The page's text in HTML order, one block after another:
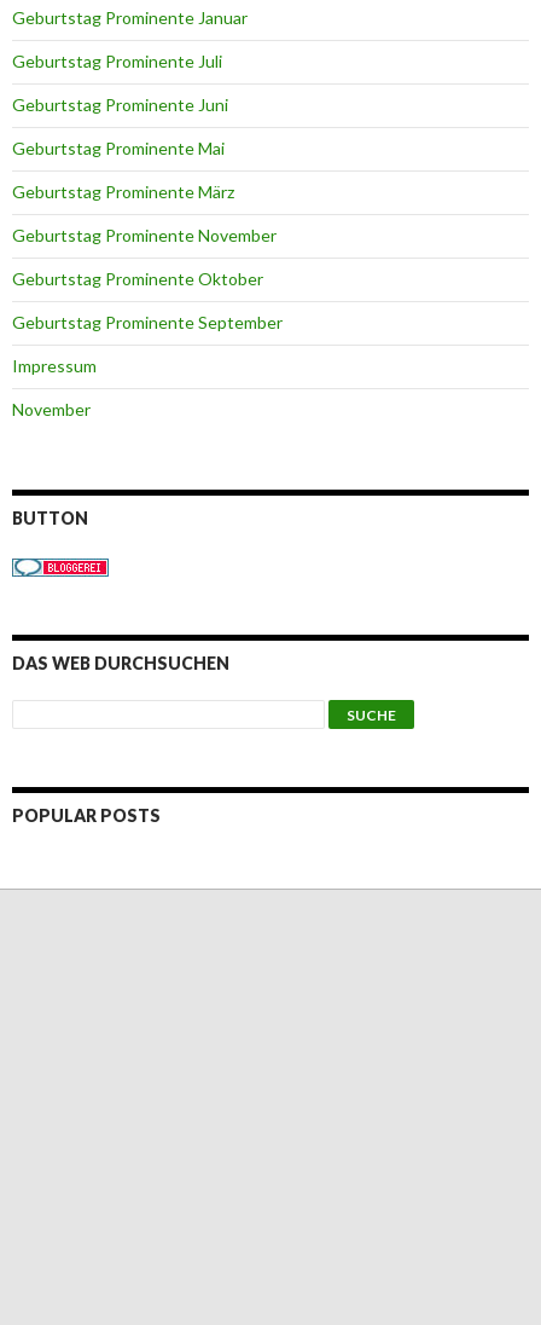
Geburtstag Prominente Januar
Geburtstag Prominente Juli
Geburtstag Prominente Juni
Geburtstag Prominente Mai
Geburtstag Prominente März
Geburtstag Prominente November
Geburtstag Prominente Oktober
Geburtstag Prominente September
Impressum
November
BUTTON
DAS WEB DURCHSUCHEN
POPULAR POSTS